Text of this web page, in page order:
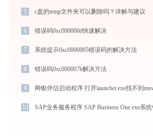
5 c盘的temp文件夹可以删除吗？详解与建议
6 错误码0xc000000d快速解决
7 系统提示0xc0000005错误码的解决方法
8 错误码0xc000007b解决方法
9
10